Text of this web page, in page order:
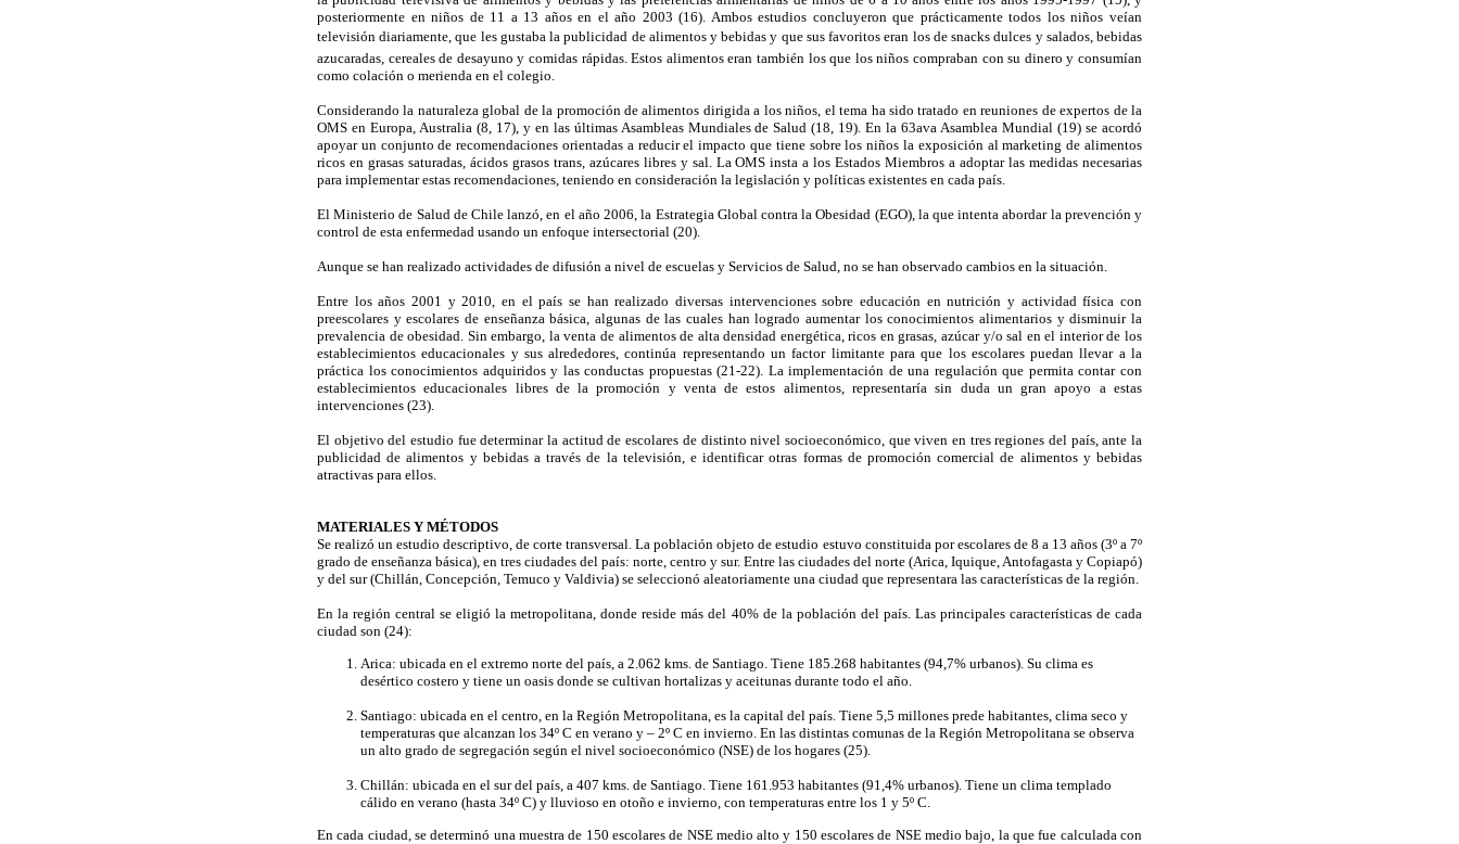
posteriormente en niños de 11 a 13 años en el año 2003 (16). Ambos estudios concluyeron que prácticamente todos los niños veían
televisión diariamente, que les gustaba la publicidad de alimentos y bebidas y que sus favoritos eran los de snacks dulces y salados, bebidas
azucaradas, cereales de desayuno y comidas rápidas. Estos alimentos eran también los que los niños compraban con su dinero y consumían
como colación o merienda en el colegio.
Considerando la naturaleza global de la promoción de alimentos dirigida a los niños, el tema ha sido tratado en reuniones de expertos de la
OMS en Europa, Australia (8, 17), y en las últimas Asambleas Mundiales de Salud (18, 19). En la 63ava Asamblea Mundial (19) se acordó
apoyar un conjunto de recomendaciones orientadas a reducir el impacto que tiene sobre los niños la exposición al marketing de alimentos
ricos en grasas saturadas, ácidos grasos trans, azúcares libres y sal. La OMS insta a los Estados Miembros a adoptar las medidas necesarias
para implementar estas recomendaciones, teniendo en consideración la legislación y políticas existentes en cada país.
El Ministerio de Salud de Chile lanzó, en el año 2006, la Estrategia Global contra la Obesidad (EGO), la que intenta abordar la prevención y
control de esta enfermedad usando un enfoque intersectorial (20).
Aunque se han realizado actividades de difusión a nivel de escuelas y Servicios de Salud, no se han observado cambios en la situación.
Entre los años 2001 y 2010, en el país se han realizado diversas intervenciones sobre educación en nutrición y actividad física con
preescolares y escolares de enseñanza básica, algunas de las cuales han logrado aumentar los conocimientos alimentarios y disminuir la
prevalencia de obesidad. Sin embargo, la venta de alimentos de alta densidad energética, ricos en grasas, azúcar y/o sal en el interior de los
establecimientos educacionales y sus alrededores, continúa representando un factor limitante para que los escolares puedan llevar a la
práctica los conocimientos adquiridos y las conductas propuestas (21-22). La implementación de una regulación que permita contar con
establecimientos educacionales libres de la promoción y venta de estos alimentos, representaría sin duda un gran apoyo a estas
intervenciones (23).
El objetivo del estudio fue determinar la actitud de escolares de distinto nivel socioeconómico, que viven en tres regiones del país, ante la
publicidad de alimentos y bebidas a través de la televisión, e identificar otras formas de promoción comercial de alimentos y bebidas
atractivas para ellos.
MATERIALES Y MÉTODOS
Se realizó un estudio descriptivo, de corte transversal. La población objeto de estudio estuvo constituida por escolares de 8 a 13 años (3º a 7º
grado de enseñanza básica), en tres ciudades del país: norte, centro y sur. Entre las ciudades del norte (Arica, Iquique, Antofagasta y Copiapó)
y del sur (Chillán, Concepción, Temuco y Valdivia) se seleccionó aleatoriamente una ciudad que representara las características de la región.
En la región central se eligió la metropolitana, donde reside más del 40% de la población del país. Las principales características de cada
ciudad son (24):
Arica: ubicada en el extremo norte del país, a 2.062 kms. de Santiago. Tiene 185.268 habitantes (94,7% urbanos). Su clima es
desértico costero y tiene un oasis donde se cultivan hortalizas y aceitunas durante todo el año.
Santiago: ubicada en el centro, en la Región Metropolitana, es la capital del país. Tiene 5,5 millones prede habitantes, clima seco y
temperaturas que alcanzan los 34º C en verano y – 2º C en invierno. En las distintas comunas de la Región Metropolitana se observa
un alto grado de segregación según el nivel socioeconómico (NSE) de los hogares (25).
Chillán: ubicada en el sur del país, a 407 kms. de Santiago. Tiene 161.953 habitantes (91,4% urbanos). Tiene un clima templado
cálido en verano (hasta 34º C) y lluvioso en otoño e invierno, con temperaturas entre los 1 y 5º C.
En cada ciudad, se determinó una muestra de 150 escolares de NSE medio alto y 150 escolares de NSE medio bajo, la que fue calculada con